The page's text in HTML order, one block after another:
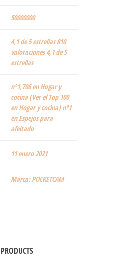
50000000
4,1 de 5 estrellas 810
valoraciones 4,1 de 5
estrellas
nº1,706 en Hogar y
cocina (Ver el Top 100
en Hogar y cocina) nº1
en Espejos para
afeitado
11 enero 2021
Marca: POCKETCAM